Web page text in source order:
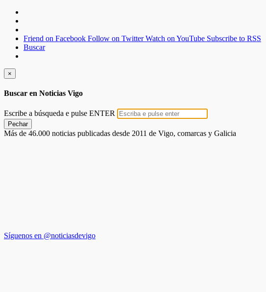
Friend on Facebook Follow on Twitter Watch on YouTube Subscribe to RSS
Buscar
×
Buscar en Noticias Vigo
Escribe a búsqueda e pulse ENTER
Pechar
Más de 46.000 noticias publicadas desde 2011 de Vigo, comarcas y Galicia
Síguenos en @noticiasdevigo